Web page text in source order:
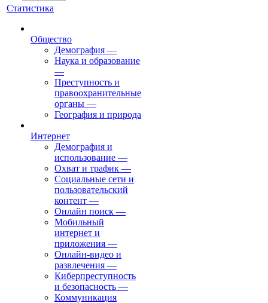
Статистика
Общество
Демография —
Наука и образование
—
Преступность и
правоохранительные
органы —
География и природа
Интернет
Демография и
использование —
Охват и трафик —
Социальные сети и
пользовательский
контент —
Онлайн поиск —
Мобильный
интернет и
приложения —
Онлайн-видео и
развлечения —
Киберпреступность
и безопасность —
Коммуникация